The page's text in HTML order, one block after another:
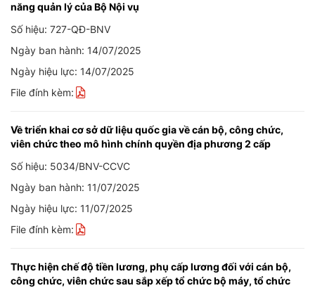
năng quản lý của Bộ Nội vụ
Số hiệu: 727-QĐ-BNV
Ngày ban hành: 14/07/2025
Ngày hiệu lực: 14/07/2025
File đính kèm:
Về triển khai cơ sở dữ liệu quốc gia về cán bộ, công chức,
viên chức theo mô hình chính quyền địa phương 2 cấp
Số hiệu: 5034/BNV-CCVC
Ngày ban hành: 11/07/2025
Ngày hiệu lực: 11/07/2025
File đính kèm:
Thực hiện chế độ tiền lương, phụ cấp lương đối với cán bộ,
công chức, viên chức sau sắp xếp tổ chức bộ máy, tổ chức